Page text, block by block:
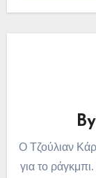
By
Ο Τζούλιαν
για το